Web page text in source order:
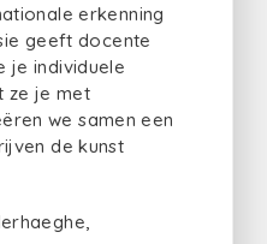
erkenning
geeft docente
je individuele
ze je met
we samen een
de kunst